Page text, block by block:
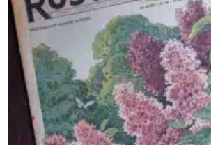
AJOUTER AU PANIER